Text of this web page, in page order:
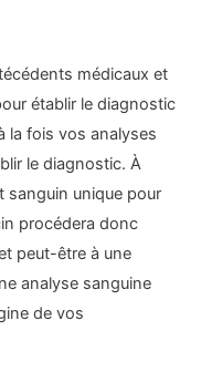
médicaux et
établir le diagnostic
la fois vos analyses
le diagnostic. À
sanguin unique pour
procédera donc
peut-être à une
analyse sanguine
de vos